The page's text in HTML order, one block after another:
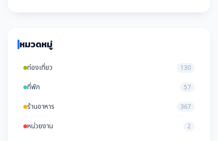
หมวดหมู่
ท่องเที่ยว 130
ที่พัก 57
ร้านอาหาร 367
หน่วยงาน 2